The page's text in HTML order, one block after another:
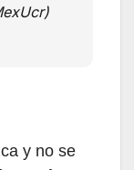
y no se